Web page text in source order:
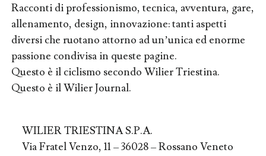
Racconti di professionismo, tecnica, avventura, gare,
allenamento, design, innovazione: tanti aspetti
diversi che ruotano attorno ad un’unica ed enorme
passione condivisa in queste pagine.
Questo è il ciclismo secondo Wilier Triestina.
Questo è il Wilier Journal.
WILIER TRIESTINA S.P.A.
Via Fratel Venzo, 11 – 36028 – Rossano Veneto